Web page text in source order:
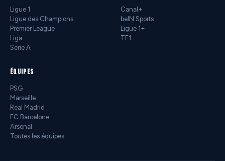
Ligue 1
Ligue des Champions
Premier League
Liga
Serie A
Canal+
beIN Sports
Ligue 1+
TF1
ÉQUIPES
PSG
Marseille
Real Madrid
FC Barcelone
Arsenal
Toutes les équipes